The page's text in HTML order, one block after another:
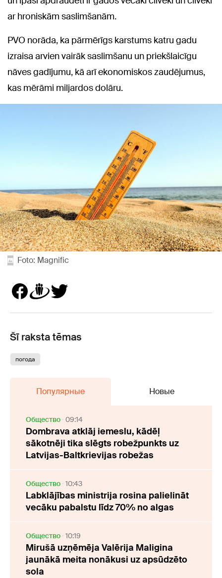
ar hroniskām saslimšanām.
PVO norāda, ka pārmērīgs karstums katru gadu
izraisa arvien vairāk saslimšanu un priekšlaicīgu
nāves gadījumu, kā arī ekonomiskos zaudējumus,
kas mērāmi miljardos dolāru.
Foto: Magnific
Šī raksta tēmas
погода
Популярные Новые
Oбщество 09:14
Dombrava atklāj iemeslu, kādēļ
sākotnēji tika slēgts robežpunkts uz
Latvijas-Baltkrievijas robežas
Oбщество 10:43
Labklājības ministrija rosina palielināt
vecāku pabalstu līdz 70% no algas
Oбщество 10:19
Mirušā uzņēmēja Valērija Maligina
jaunākā meita nonākusi uz apsūdzēto
sola